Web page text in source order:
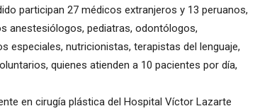
participan 27 médicos extranjeros y 13 peruanos,
anestesiólogos, pediatras, odontólogos,
especiales, nutricionistas, terapistas del lenguaje,
quienes atienden a 10 pacientes por día,
en cirugía plástica del Hospital Víctor Lazarte